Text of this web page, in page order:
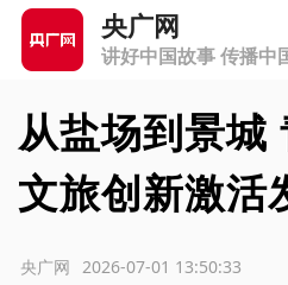
央广网
讲好中国故事 传播中
从盐场到景城
文旅创新激活
2026-07-01 13:50:33
央广网